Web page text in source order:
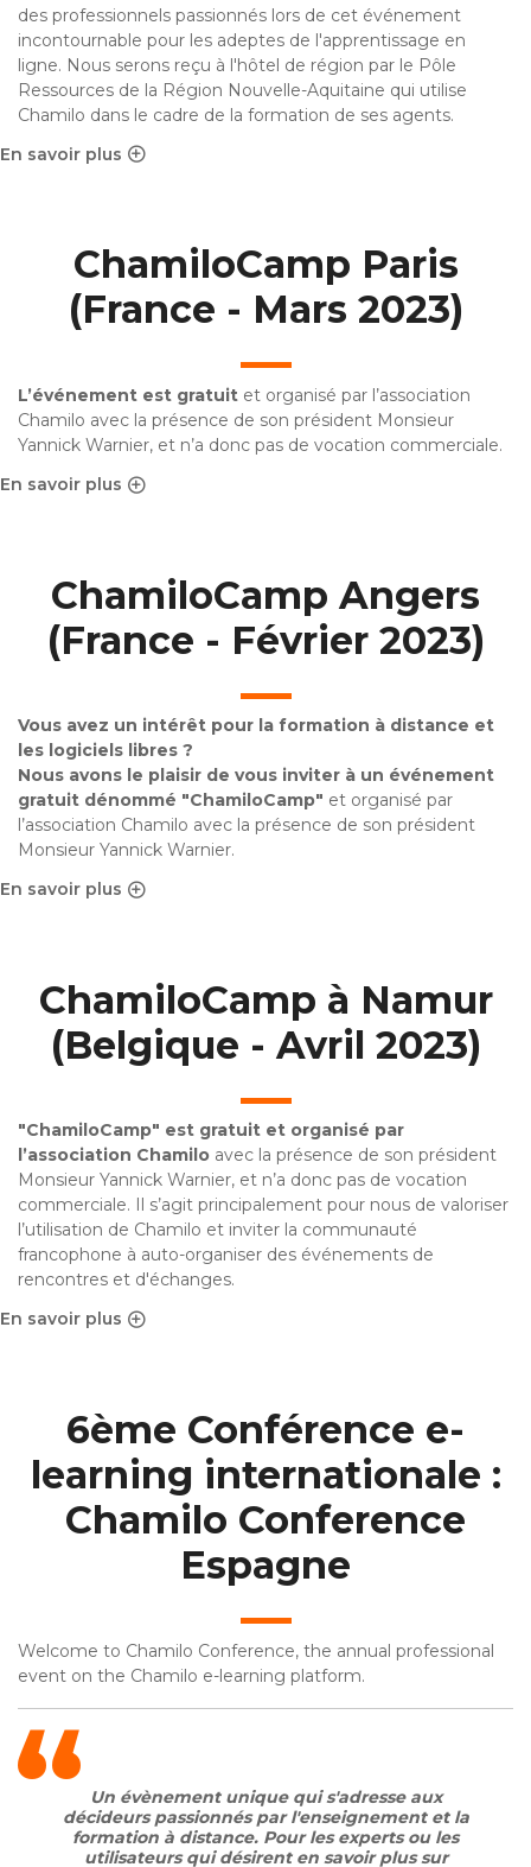
des professionnels passionnés lors de cet événement
incontournable pour les adeptes de l'apprentissage en
ligne. Nous serons reçu à l'hôtel de région par le Pôle
Ressources de la Région Nouvelle-Aquitaine qui utilise
Chamilo dans le cadre de la formation de ses agents.
En savoir plus
sur ChamiloCamp Bordeaux (France - Septembre 2023)
ChamiloCamp Paris
(France - Mars 2023)
L’événement est gratuit et organisé par l’association
Chamilo avec la présence de son président Monsieur
Yannick Warnier, et n’a donc pas de vocation commerciale.
En savoir plus
sur ChamiloCamp Paris (France - Mars 2023)
ChamiloCamp Angers
(France - Février 2023)
Vous avez un intérêt pour la formation à distance et
les logiciels libres ?
Nous avons le plaisir de vous inviter à un événement
gratuit dénommé "ChamiloCamp" et organisé par
l’association Chamilo avec la présence de son président
Monsieur Yannick Warnier.
En savoir plus
sur ChamiloCamp Angers (France - Février 2023)
ChamiloCamp à Namur
(Belgique - Avril 2023)
"ChamiloCamp" est gratuit et organisé par
l’association Chamilo avec la présence de son président
Monsieur Yannick Warnier, et n’a donc pas de vocation
commerciale. Il s’agit principalement pour nous de valoriser
l’utilisation de Chamilo et inviter la communauté
francophone à auto-organiser des événements de
rencontres et d'échanges.
En savoir plus
sur ChamiloCamp à Namur (Belgique - Avril 2023)
6ème Conférence e-
learning internationale :
Chamilo Conference
Espagne
Welcome to Chamilo Conference, the annual professional
event on the Chamilo e-learning platform.
Un évènement unique qui s'adresse aux
décideurs passionnés par l'enseignement et la
formation à distance. Pour les experts ou les
utilisateurs qui désirent en savoir plus sur